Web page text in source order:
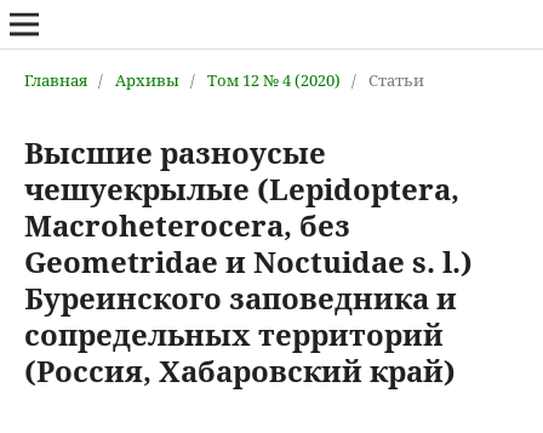
Главная / Архивы / Том 12 № 4 (2020) / Статьи
Высшие разноусые
чешуекрылые (Lepidoptera,
Macroheterocera, без
Geometridae и Noctuidae s. l.)
Буреинского заповедника и
сопредельных территорий
(Россия, Хабаровский край)